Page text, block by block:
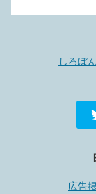
しろぼ
広告